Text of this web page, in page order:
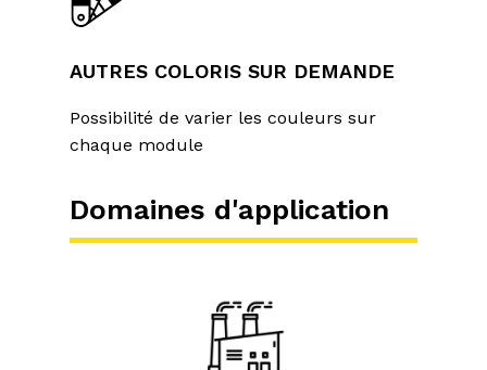
AUTRES COLORIS SUR DEMANDE
Possibilité de varier les couleurs sur
chaque module
Domaines d'application